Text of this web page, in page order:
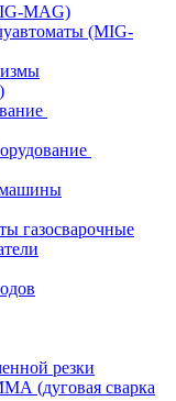
MAG)
(MIG-
машины
газосварочные
резки
(дуговая сварка